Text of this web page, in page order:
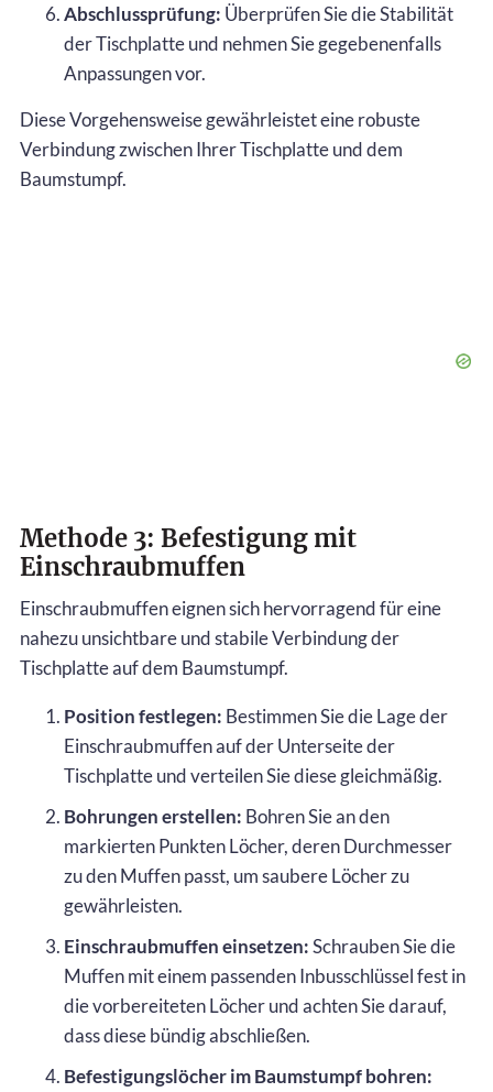
Abschlussprüfung: Überprüfen Sie die Stabilität
der Tischplatte und nehmen Sie gegebenenfalls
Anpassungen vor.
Diese Vorgehensweise gewährleistet eine robuste
Verbindung zwischen Ihrer Tischplatte und dem
Baumstumpf.
Methode 3: Befestigung mit
Einschraubmuffen
Einschraubmuffen eignen sich hervorragend für eine
nahezu unsichtbare und stabile Verbindung der
Tischplatte auf dem Baumstumpf.
Position festlegen: Bestimmen Sie die Lage der
Einschraubmuffen auf der Unterseite der
Tischplatte und verteilen Sie diese gleichmäßig.
Bohrungen erstellen: Bohren Sie an den
markierten Punkten Löcher, deren Durchmesser
zu den Muffen passt, um saubere Löcher zu
gewährleisten.
Einschraubmuffen einsetzen:Schrauben Sie die
Muffen mit einem passenden Inbusschlüssel fest in
die vorbereiteten Löcher und achten Sie darauf,
dass diese bündig abschließen.
Befestigungslöcher im Baumstumpf bohren: